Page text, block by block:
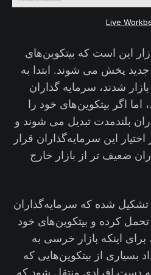
Live
این است که بیتکوین‌های
پخش می شوند. ابتدا به
شدند، سرمایه گذاران
اگر بیتکوین‌های خود را
بلندمدت تبدیل می شوند و
این سرمایه‌گذاران قرار
ضعیف تر از بازار خارج
شده که سرمایه‌گذاران
کرده و بیتکوین‌های خود
برای اینکه بازار خرسی به
بسیاری از بیتکوین‌هایی که
دست افرادی منتقل شود که